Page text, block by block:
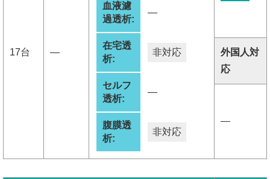
17台 ―
血液濾
過透析:
―
在宅透
析:
非対応
セルフ
透析:
―
腹膜透
析:
非対応
外国人対
応
―